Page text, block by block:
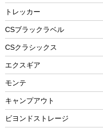
ステンレスボトル
フードボトル
トレー
ランチョンマット
ランチボックス
スプレー関係
ツール、他
エアーポンプ
アクセサリー
自転車ウェア
パラソル
フローティングベスト
ヘルメット
エアーポンプ
ビーチテント
ウィンター
スノーシュー
防寒ウェア
防災用品
トレッカー
CSブラックラベル
CSクラシックス
エクスギア
モンテ
キャンプアウト
ビヨンドストレージ